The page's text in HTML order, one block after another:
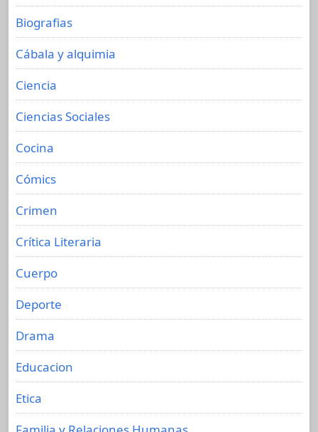
Biografias
Cábala y alquimia
Ciencia
Ciencias Sociales
Cocina
Cómics
Crimen
Crítica Literaria
Cuerpo
Deporte
Drama
Educacion
Etica